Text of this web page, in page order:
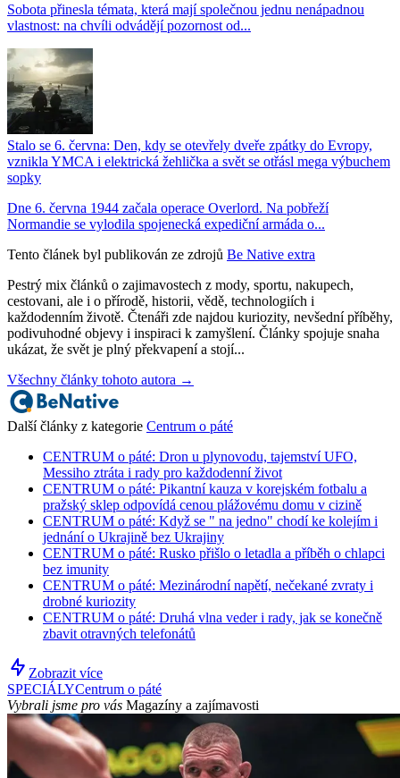
Sobota přinesla témata, která mají společnou jednu nenápadnou
vlastnost: na chvíli odvádějí pozornost od...
Stalo se 6. června: Den, kdy se otevřely dveře zpátky do Evropy,
vznikla YMCA i elektrická žehlička a svět se otřásl mega výbuchem
sopky
Dne 6. června 1944 začala operace Overlord. Na pobřeží
Normandie se vylodila spojenecká expediční armáda o...
Tento článek byl publikován ze zdrojů Be Native extra
Pestrý mix článků o zajimavostech z mody, sportu, nakupech,
cestovani, ale i o přírodě, historii, vědě, technologiích i
každodenním životě. Čtenáři zde najdou kuriozity, nevšední příběhy,
podivuhodné objevy i inspiraci k zamyšlení. Články spojuje snaha
ukázat, že svět je plný překvapení a stojí...
Všechny články tohoto autora →
Další články z kategorie Centrum o páté
CENTRUM o páté: Dron u plynovodu, tajemství UFO,
Messiho ztráta i rady pro každodenní život
CENTRUM o páté: Pikantní kauza v korejském fotbalu a
pražský sklep odpovídá cenou plážovému domu v cizině
CENTRUM o páté: Když se " na jedno" chodí ke kolejím i
jednání o Ukrajině bez Ukrajiny
CENTRUM o páté: Rusko přišlo o letadla a příběh o chlapci
bez imunity
CENTRUM o páté: Mezinárodní napětí, nečekané zvraty i
drobné kuriozity
CENTRUM o páté: Druhá vlna veder i rady, jak se konečně
zbavit otravných telefonátů
Zobrazit více
SPECIÁLYCentrum o páté
Vybrali jsme pro vás Magazíny a zajímavosti